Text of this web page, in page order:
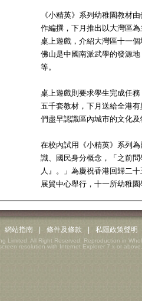
《小精英》系列幼稚園教材
作編撰，下月推出以大灣區
桌上遊戲，介紹大灣區十一
佛山是中國南派武學的發源
等。
桌上遊戲則要求學生完成任
五千套教材，下月送給全港
們盡早認識區內城市的文化
在校內試用《小精英》系列
識、國民身分概念，「之前
人』。」為慶祝香港回歸二
展貿中心舉行，十一所幼稚
網站指南 條件及條款 私隱政策聲明
Limited. All Right Reserved. Reproduction in
resolution with Internet Explorer 7.x or